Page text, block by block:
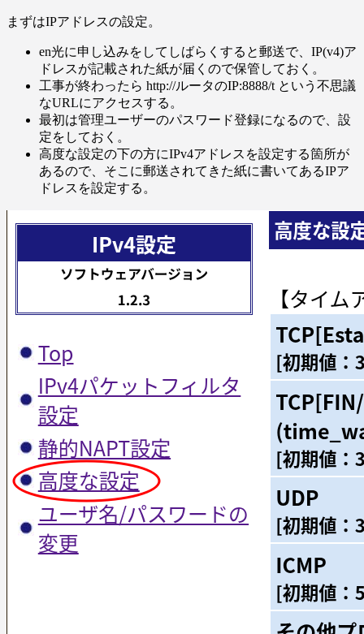
まずはIPアドレスの設定。
en光に申し込みをしてしばらくすると郵送で、IP(v4)ア
ドレスが記載された紙が届くので保管しておく。
工事が終わったら http://ルータのIP:8888/t という不思議
なURLにアクセスする。
最初は管理ユーザーのパスワード登録になるので、設
定をしておく。
高度な設定の下の方にIPv4アドレスを設定する箇所が
あるので、そこに郵送されてきた紙に書いてあるIPア
ドレスを設定する。